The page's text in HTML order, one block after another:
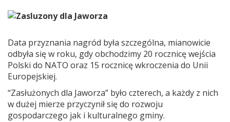
Data przyznania nagród była szczególna, mianowicie
odbyła się w roku, gdy obchodzimy 20 rocznicę wejścia
Polski do NATO oraz 15 rocznicę wkroczenia do Unii
Europejskiej.
“Zasłużonych dla Jaworza” było czterech, a każdy z nich
w dużej mierze przyczynił się do rozwoju
gospodarczego jak i kulturalnego gminy.